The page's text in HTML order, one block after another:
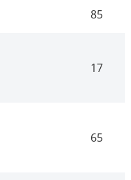
85
17
65